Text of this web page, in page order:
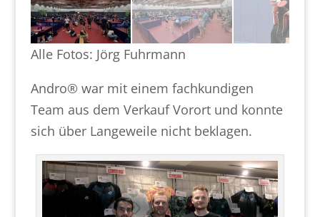
Alle Fotos: Jörg Fuhrmann
Andro® war mit einem fachkundigen
Team aus dem Verkauf Vorort und konnte
sich über Langeweile nicht beklagen.